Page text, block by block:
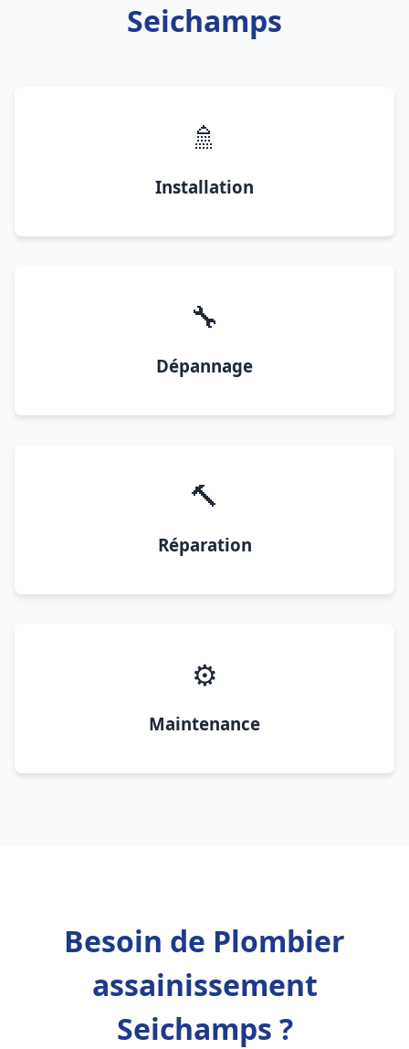
Seichamps
🚿
Installation
🔧
Dépannage
🔨
Réparation
⚙️
Maintenance
Besoin de Plombier
assainissement
Seichamps ?